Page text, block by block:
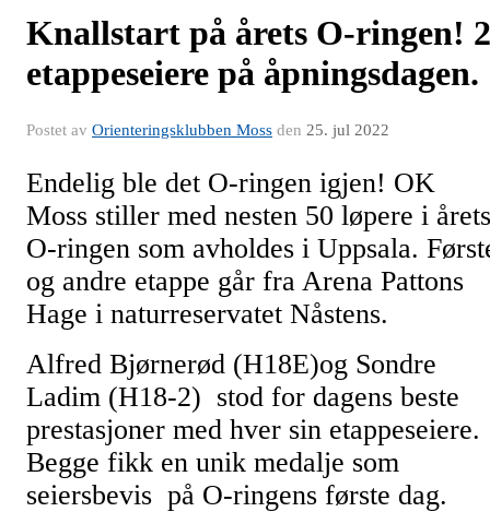
Knallstart på årets O-ringen! 2
etappeseiere på åpningsdagen.
Postet av Orienteringsklubben Moss den 25. jul 2022
Endelig ble det O-ringen igjen! OK
Moss stiller med nesten 50 løpere i årets
O-ringen som avholdes i Uppsala.
og andre etappe går fra Arena Pattons
Hage i naturreservatet Nåstens.
Alfred Bjørnerød (H18E)og Sondre
Ladim (H18-2) stod for dagens beste
prestasjoner med hver sin etappeseiere.
Begge fikk en unik medalje som
seiersbevis på O-ringens første dag.